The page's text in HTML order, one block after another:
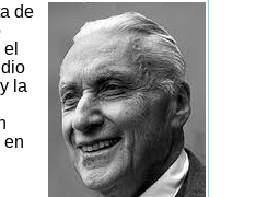
de
la
en